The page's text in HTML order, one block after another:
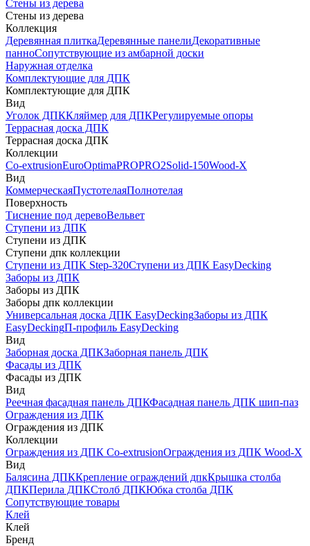
Стены из дерева
Стены из дерева
Коллекция
Деревянная плиткаДеревянные панелиДекоративные
панноСопутствующие из амбарной доски
Наружная отделка
Комплектующие для ДПК
Комплектующие для ДПК
Вид
Уголок ДПККляймер для ДПКРегулируемые опоры
Террасная доска ДПК
Террасная доска ДПК
Коллекции
Co-extrusionEuroOptimaPROPRO2Solid-150Wood-X
Вид
КоммерческаяПустотелаяПолнотелая
Поверхность
Тиснение под деревоВельвет
Ступени из ДПК
Ступени из ДПК
Ступени дпк коллекции
Ступени из ДПК Step-320Ступени из ДПК EasyDecking
Заборы из ДПК
Заборы из ДПК
Заборы дпк коллекции
Универсальная доска ДПК EasyDeckingЗаборы из ДПК
EasyDeckingП-профиль EasyDecking
Вид
Заборная доска ДПКЗаборная панель ДПК
Фасады из ДПК
Фасады из ДПК
Вид
Реечная фасадная панель ДПКФасадная панель ДПК шип-паз
Ограждения из ДПК
Ограждения из ДПК
Коллекции
Ограждения из ДПК Co-extrusionОграждения из ДПК Wood-X
Вид
Балясина ДПККрепление ограждений дпкКрышка столба
ДПКПерила ДПКСтолб ДПКЮбка столба ДПК
Сопутствующие товары
Клей
Клей
Бренд